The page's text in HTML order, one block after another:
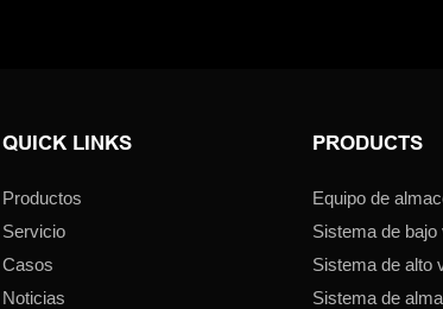
QUICK LINKS
Productos
Servicio
Casos
Noticias
PRODUCTS
Equipo de
Sistema de bajo
Sistema de alto
Sistema de